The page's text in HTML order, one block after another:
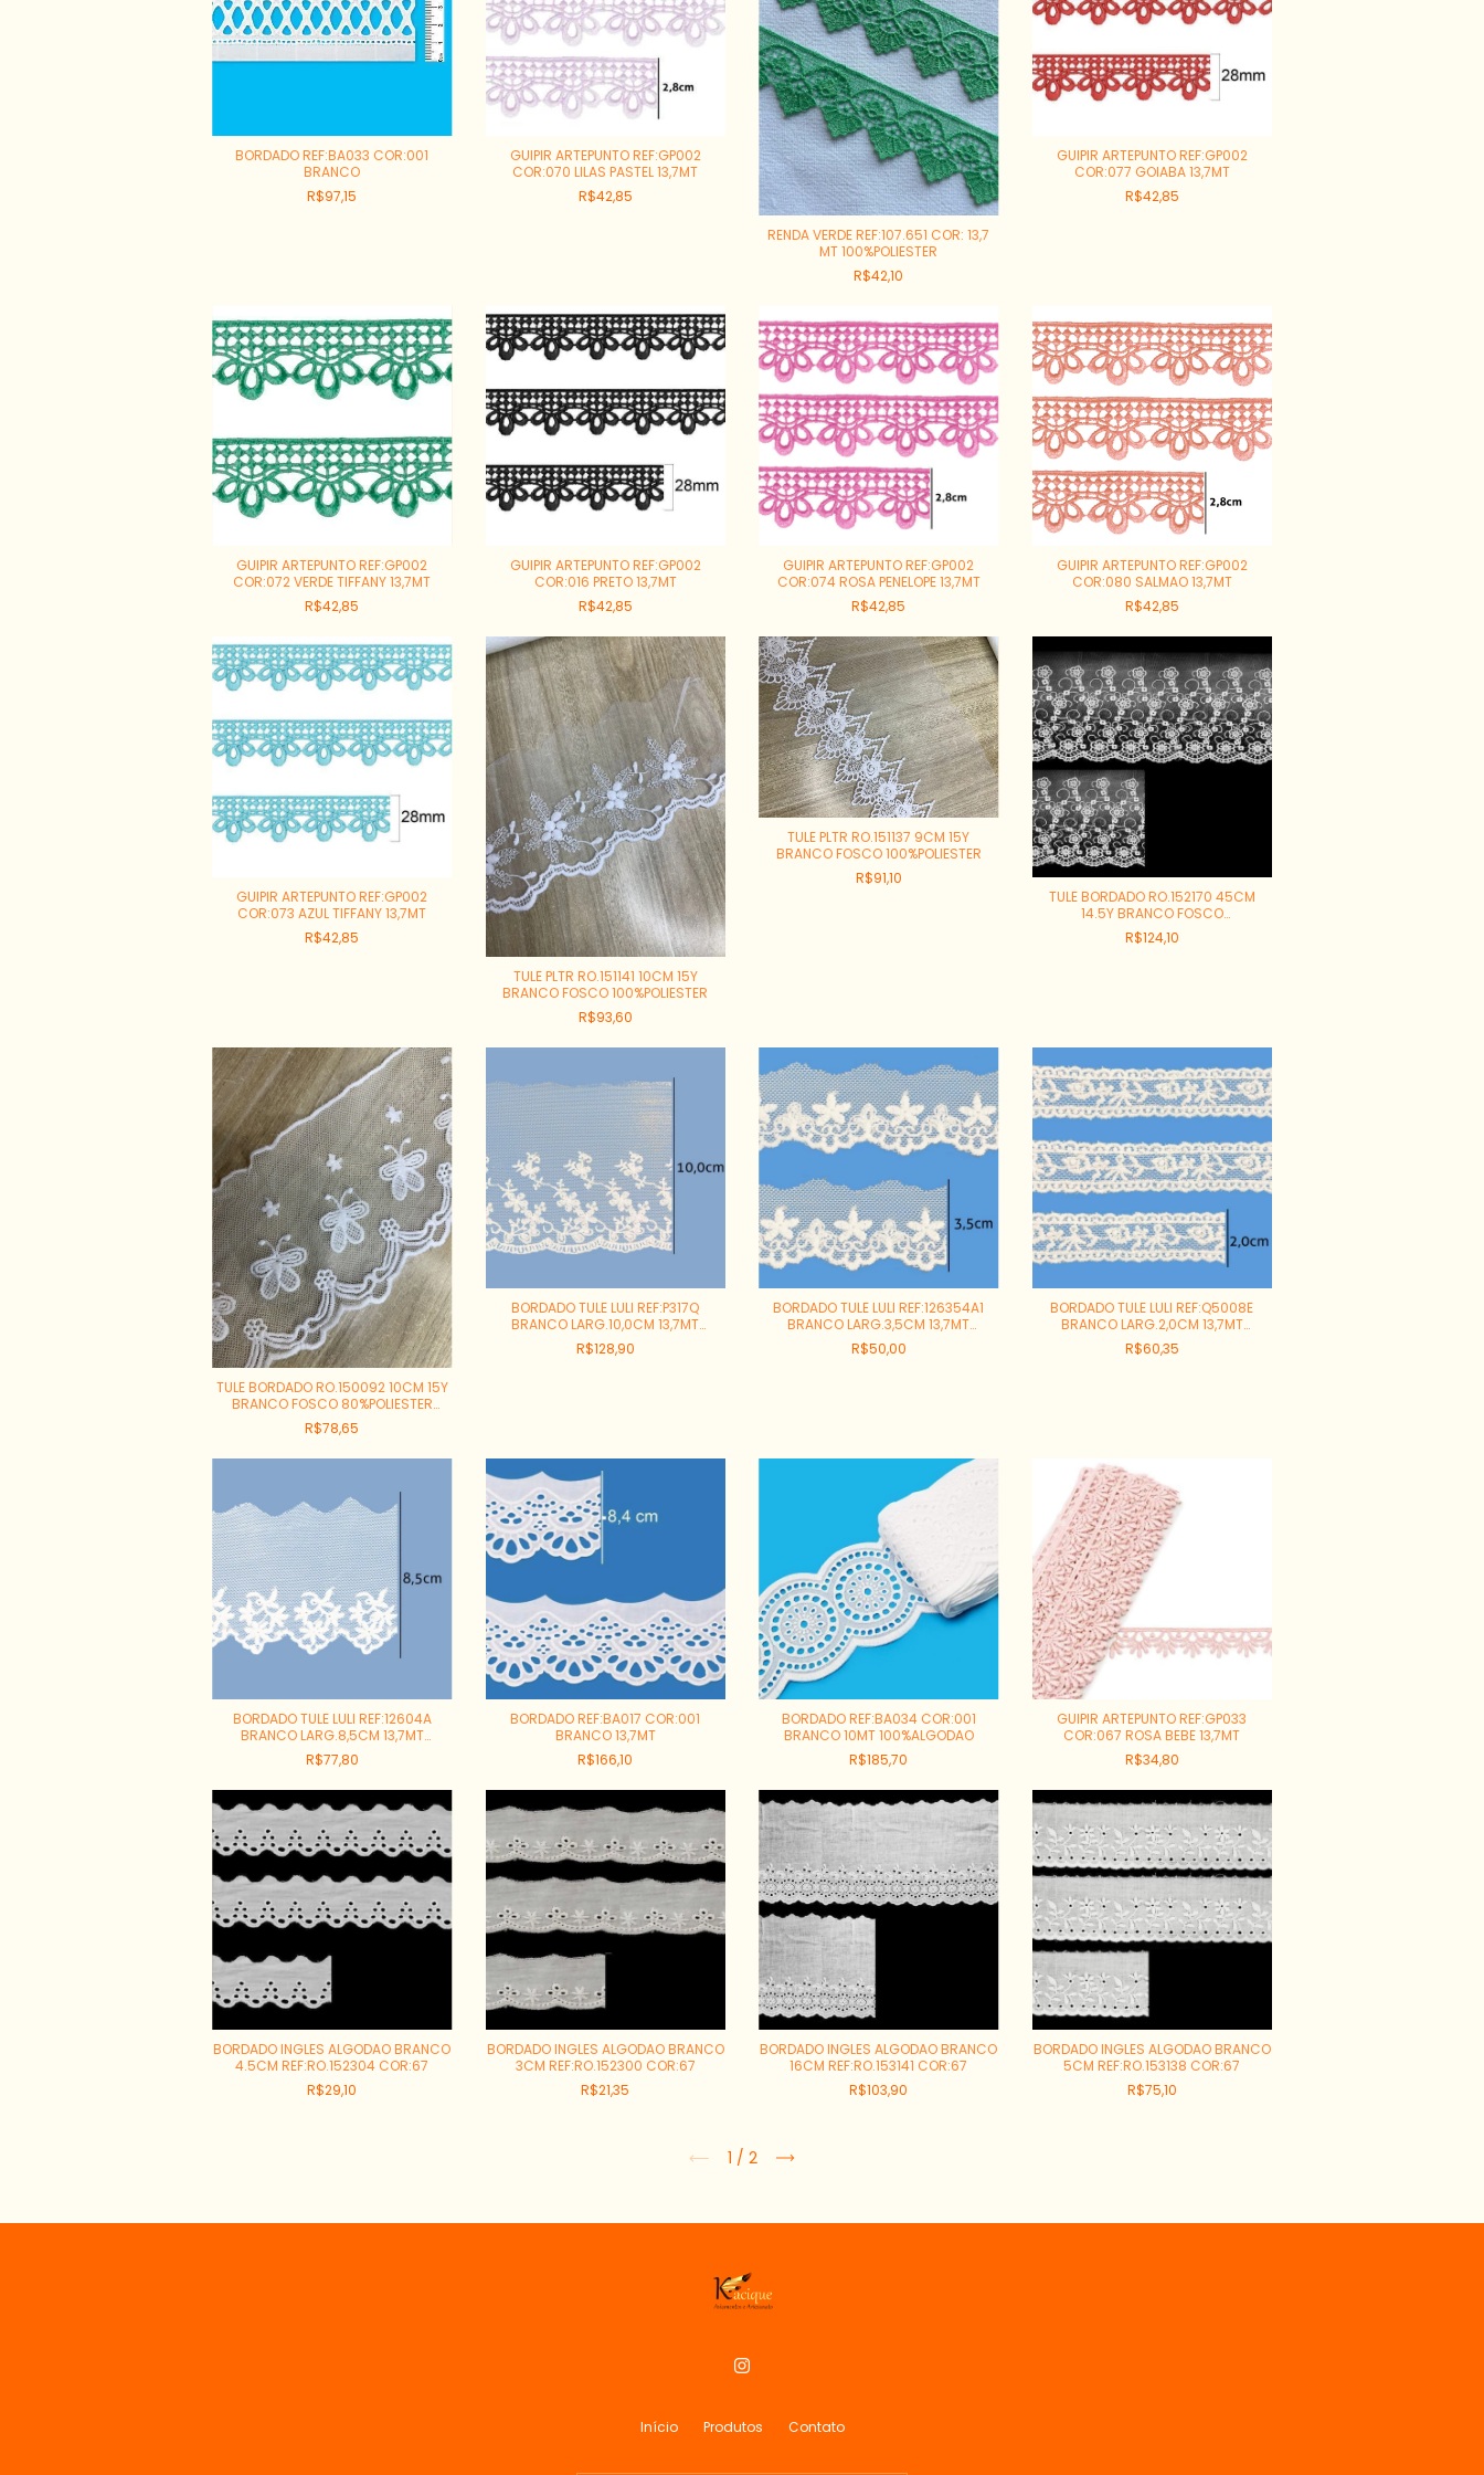
BORDADO REF:BA033 COR:001
BRANCO
R$97,15
GUIPIR ARTEPUNTO REF:GP002
COR:070 LILAS PASTEL 13,7MT
R$42,85
RENDA VERDE REF:107.651 COR: 13,7
MT 100%POLIESTER
R$42,10
GUIPIR ARTEPUNTO REF:GP002
COR:077 GOIABA 13,7MT
R$42,85
GUIPIR ARTEPUNTO REF:GP002
COR:072 VERDE TIFFANY 13,7MT
R$42,85
GUIPIR ARTEPUNTO REF:GP002
COR:016 PRETO 13,7MT
R$42,85
GUIPIR ARTEPUNTO REF:GP002
COR:074 ROSA PENELOPE 13,7MT
R$42,85
GUIPIR ARTEPUNTO REF:GP002
COR:080 SALMAO 13,7MT
R$42,85
GUIPIR ARTEPUNTO REF:GP002
COR:073 AZUL TIFFANY 13,7MT
R$42,85
TULE PLTR RO.151141 10CM 15Y
BRANCO FOSCO 100%POLIESTER
R$93,60
TULE PLTR RO.151137 9CM 15Y
BRANCO FOSCO 100%POLIESTER
R$91,10
TULE BORDADO RO.152170 45CM
14.5Y BRANCO FOSCO
100%POLIESTER
R$124,10
TULE BORDADO RO.150092 10CM 15Y
BRANCO FOSCO 80%POLIESTER
20%POLIAMIDA
R$78,65
BORDADO TULE LULI REF:P317Q
BRANCO LARG.10,0CM 13,7MT
100%POLIAMIDA
R$128,90
BORDADO TULE LULI REF:126354A1
BRANCO LARG.3,5CM 13,7MT
100%POLIAMIDA
R$50,00
BORDADO TULE LULI REF:Q5008E
BRANCO LARG.2,0CM 13,7MT
100%POLIAMIDA
R$60,35
BORDADO TULE LULI REF:12604A
BRANCO LARG.8,5CM 13,7MT
100%POLIAMIDA
R$77,80
BORDADO REF:BA017 COR:001
BRANCO 13,7MT
R$166,10
BORDADO REF:BA034 COR:001
BRANCO 10MT 100%ALGODAO
R$185,70
GUIPIR ARTEPUNTO REF:GP033
COR:067 ROSA BEBE 13,7MT
R$34,80
BORDADO INGLES ALGODAO BRANCO
4.5CM REF:RO.152304 COR:67
R$29,10
BORDADO INGLES ALGODAO BRANCO
3CM REF:RO.152300 COR:67
R$21,35
BORDADO INGLES ALGODAO BRANCO
16CM REF:RO.153141 COR:67
R$103,90
BORDADO INGLES ALGODAO BRANCO
5CM REF:RO.153138 COR:67
R$75,10
1 / 2
Início Produtos Contato